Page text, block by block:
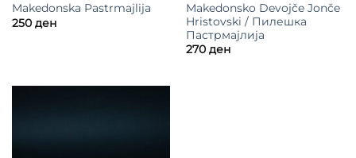
Makedonska Pastrmajlija
250 ден
Makedonsko Devojče Jonče
Hristovski / Пилешка
Пастрмајлија
270 ден